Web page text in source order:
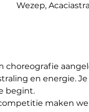
Wezep,
choreografie
en energie.
begint.
maken